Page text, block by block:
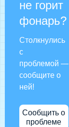
не горит
фонарь?
Столкнулись
с
проблемой —
сообщите о
ней!
Сообщить о
проблеме